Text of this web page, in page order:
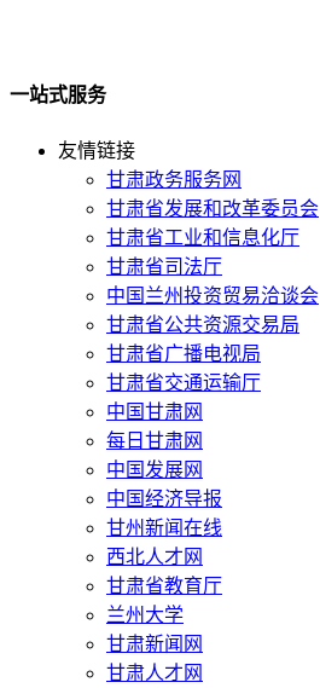
一站式服务
友情链接
甘肃政务服务网
甘肃省发展和改革委员会
甘肃省工业和信息化厅
甘肃省司法厅
中国兰州投资贸易洽谈会
甘肃省公共资源交易局
甘肃省广播电视局
甘肃省交通运输厅
中国甘肃网
每日甘肃网
中国发展网
中国经济导报
甘州新闻在线
西北人才网
甘肃省教育厅
兰州大学
甘肃新闻网
甘肃人才网